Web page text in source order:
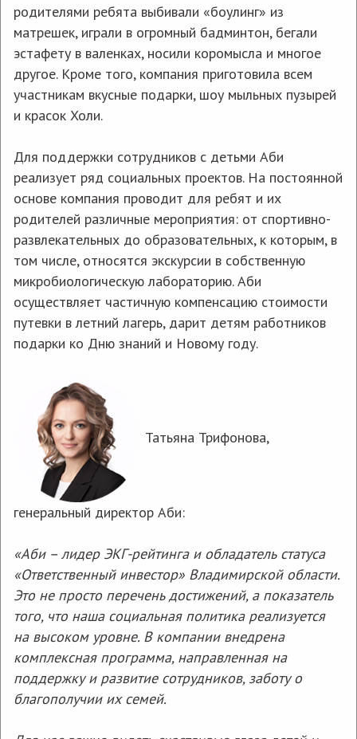
Более 4700 сотрудников Аби прошли
обязательное обучение в первом
полугодии 2026 года
Специалисты лабораторий Аби
повысили квалификацию по требованиям
стандарта ГОСТ ISO/IEC 17025-2019
24 июля 2026
родителями ребята выбивали «боулинг» из
матрешек, играли в огромный бадминтон, бегали
эстафету в валенках, носили коромысла и многое
другое. Кроме того, компания приготовила всем
участникам вкусные подарки, шоу мыльных пузырей
и красок Холи.
Для поддержки сотрудников с детьми Аби
реализует ряд социальных проектов. На постоянной
основе компания проводит для ребят и их
родителей различные мероприятия: от спортивно-
развлекательных до образовательных, к которым, в
том числе, относятся экскурсии в собственную
микробиологическую лабораторию. Аби
осуществляет частичную компенсацию стоимости
путевки в летний лагерь, дарит детям работников
подарки ко Дню знаний и Новому году.
Татьяна Трифонова,
генеральный директор Аби:
«Аби – лидер ЭКГ-рейтинга и обладатель статуса
«Ответственный инвестор» Владимирской области.
Это не просто перечень достижений, а показатель
того, что наша социальная политика реализуется
на высоком уровне. В компании внедрена
комплексная программа, направленная на
поддержку и развитие сотрудников, заботу о
благополучии их семей.